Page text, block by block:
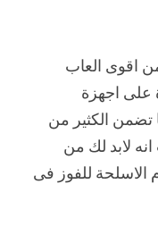
اقوى العاب
على اجهزة
تضمن الكثير من
لابد لك من
الاسلحة للفوز فى